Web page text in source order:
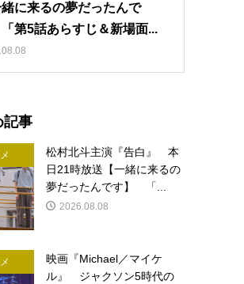
に来るの夢だったんで
第5話あらすじ＆新場面...
記事
松村北斗主演『告白』 本
日21時放送【一緒に来るの
夢だったんです】 「...
2026.08.08
映画『Michael／マイケ
ル』 ジャクソン5時代の